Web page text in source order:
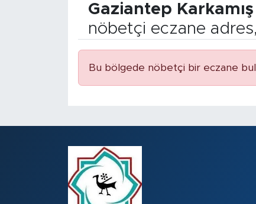
Gaziantep Karkamış
nöbetçi eczane
Bu bölgede nöbetçi bir eczane